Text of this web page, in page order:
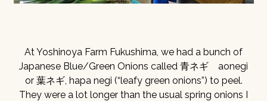
At Yoshinoya Farm Fukushima, we had a bunch of
Japanese Blue/Green Onions called 青ネギ aonegi
or 葉ネギ, hapa negi (“leafy green onions”) to peel.
They were a lot longer than the usual spring onions I